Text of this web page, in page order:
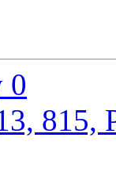
0
815,